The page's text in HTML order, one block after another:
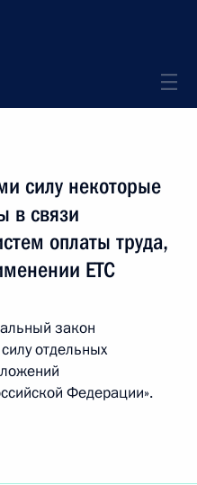
силу некоторые
в связи
оплаты труда,
ЕТС
закон
отдельных
Федерации».